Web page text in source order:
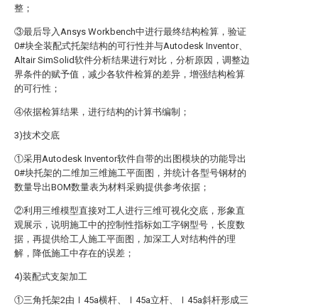
整；
③最后导入Ansys Workbench中进行最终结构检算，验证
0#块全装配式托架结构的可行性并与Autodesk Inventor、
Altair SimSolid软件分析结果进行对比，分析原因，调整边
界条件的赋予值，减少各软件检算的差异，增强结构检算
的可行性；
④依据检算结果，进行结构的计算书编制；
3)技术交底
①采用Autodesk Inventor软件自带的出图模块的功能导出
0#块托架的二维加三维施工平面图，并统计各型号钢材的
数量导出BOM数量表为材料采购提供参考依据；
②利用三维模型直接对工人进行三维可视化交底，形象直
观展示，说明施工中的控制性指标如工字钢型号，长度数
据，再提供给工人施工平面图，加深工人对结构件的理
解，降低施工中存在的误差；
4)装配式支架加工
①三角托架2由Ⅰ45a横杆、Ⅰ45a立杆、Ⅰ45a斜杆形成三